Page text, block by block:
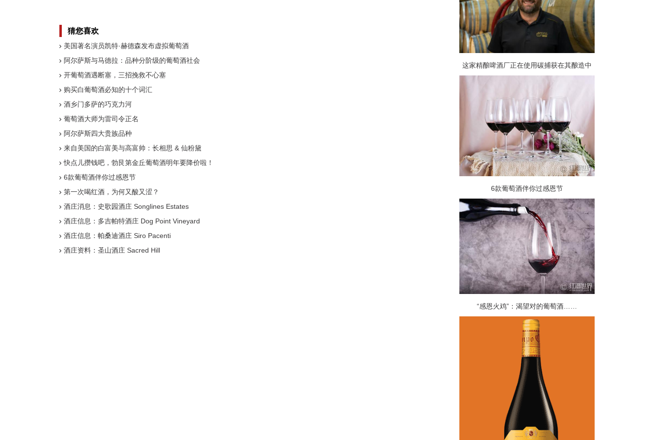
猜您喜欢
美国著名演员凯特·赫德森发布虚拟葡萄酒
阿尔萨斯与马德拉：品种分阶级的葡萄酒社会
开葡萄酒遇断塞，三招挽救不心塞
购买白葡萄酒必知的十个词汇
酒乡门多萨的巧克力河
葡萄酒大师为雷司令正名
阿尔萨斯四大贵族品种
来自美国的白富美与高富帅：长相思 & 仙粉黛
快点儿攒钱吧，勃艮第金丘葡萄酒明年要降价啦！
6款葡萄酒伴你过感恩节
第一次喝红酒，为何又酸又涩？
酒庄消息：史歌园酒庄 Songlines Estates
酒庄信息：多吉帕特酒庄 Dog Point Vineyard
酒庄信息：帕桑迪酒庄 Siro Pacenti
酒庄资料：圣山酒庄 Sacred Hill
这家精酿啤酒厂正在使用碳捕获在其酿造中
重复使用二氧化碳
6款葡萄酒伴你过感恩节
“感恩火鸡”：渴望对的葡萄酒……